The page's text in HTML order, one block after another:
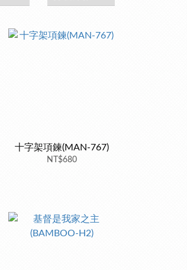
十字架項鍊(MAN-767)
NT$680